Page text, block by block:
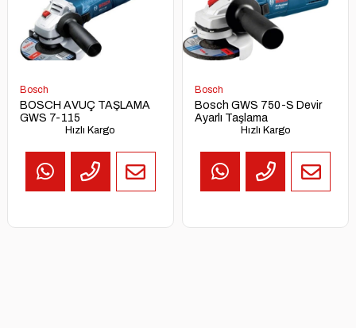
Bosch
BOSCH AVUÇ TAŞLAMA
GWS 7-115
Hızlı Kargo
Bosch
Bosch GWS 750-S Devir
Ayarlı Taşlama
Hızlı Kargo